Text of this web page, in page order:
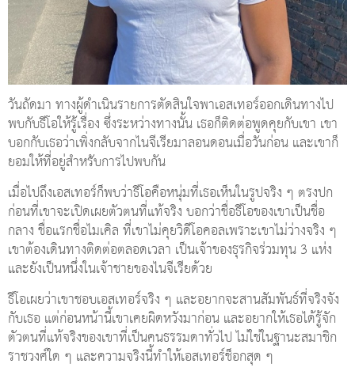
วันถัดมา ทางผู้ดำเนินรายการตัดสินใจพาเอสเทอร์ออกเดินทางไป
พบกับธีโอให้รู้เรื่อง ซึ่งระหว่างทางนั้น เธอก็ติดต่อพูดคุยกับเขา เขา
บอกกับเธอว่าเพิ่งกลับจากไนจีเรียมาลอนดอนเมื่อวันก่อน และเขาก็
ยอมให้ที่อยู่สำหรับการไปพบกัน
เมื่อไปถึงเอสเทอร์ก็พบว่าธีโอคือหนุ่มที่เธอเห็นในรูปจริง ๆ ตรงปก
ก่อนที่เขาจะเปิดเผยตัวตนที่แท้จริง บอกว่าชื่อธีโอของเขาเป็นชื่อ
กลาง ชื่อแรกชื่อไมเคิล ที่เขาไม่คุยวิดีโอคอลเพราะเขาไม่ว่างจริง ๆ
เขาต้องเดินทางติดต่อตลอดเวลา เป็นเจ้าของธุรกิจร่วมทุน 3 แห่ง
และยังเป็นหนึ่งในเจ้าชายของไนจีเรียด้วย
ธีโอเผยว่าเขาชอบเอสเทอร์จริง ๆ และอยากจะสานสัมพันธ์ที่จริงจัง
กับเธอ แต่ก่อนหน้านี้เขาเคยผิดหวังมาก่อน และอยากให้เธอได้รู้จัก
ตัวตนที่แท้จริงของเขาที่เป็นคนธรรมดาทั่วไป ไม่ใช่ในฐานะสมาชิก
ราชวงศ์ใด ๆ และความจริงนี้ทำให้เอสเทอร์ช็อกสุด ๆ